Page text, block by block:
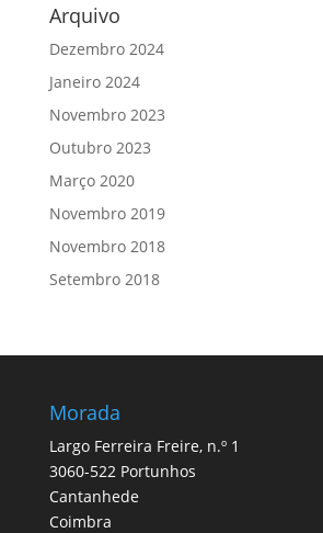
Arquivo
Dezembro 2024
Janeiro 2024
Novembro 2023
Outubro 2023
Março 2020
Novembro 2019
Novembro 2018
Setembro 2018
Morada
Largo Ferreira Freire, n.º 1
3060-522 Portunhos
Cantanhede
Coimbra